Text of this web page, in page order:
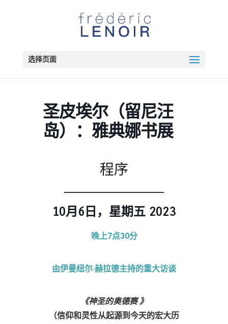
选择页面
圣皮埃尔（留尼汪
岛）：雅典娜书展
程序
10月6日，星期五 2023
晚上7点30分
由伊曼纽尔·赫拉德主持的重大访谈
《神圣的奥德赛》
（信仰和灵性从起源到今天的宏大历